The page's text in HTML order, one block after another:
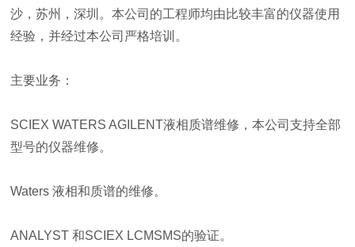
沙，苏州，深圳。本公司的工程师均由比较丰富的仪器使用
经验，并经过本公司严格培训。
主要业务：
SCIEX WATERS AGILENT液相质谱维修，本公司支持全部
型号的仪器维修。
Waters 液相和质谱的维修。
ANALYST 和SCIEX LCMSMS的验证。